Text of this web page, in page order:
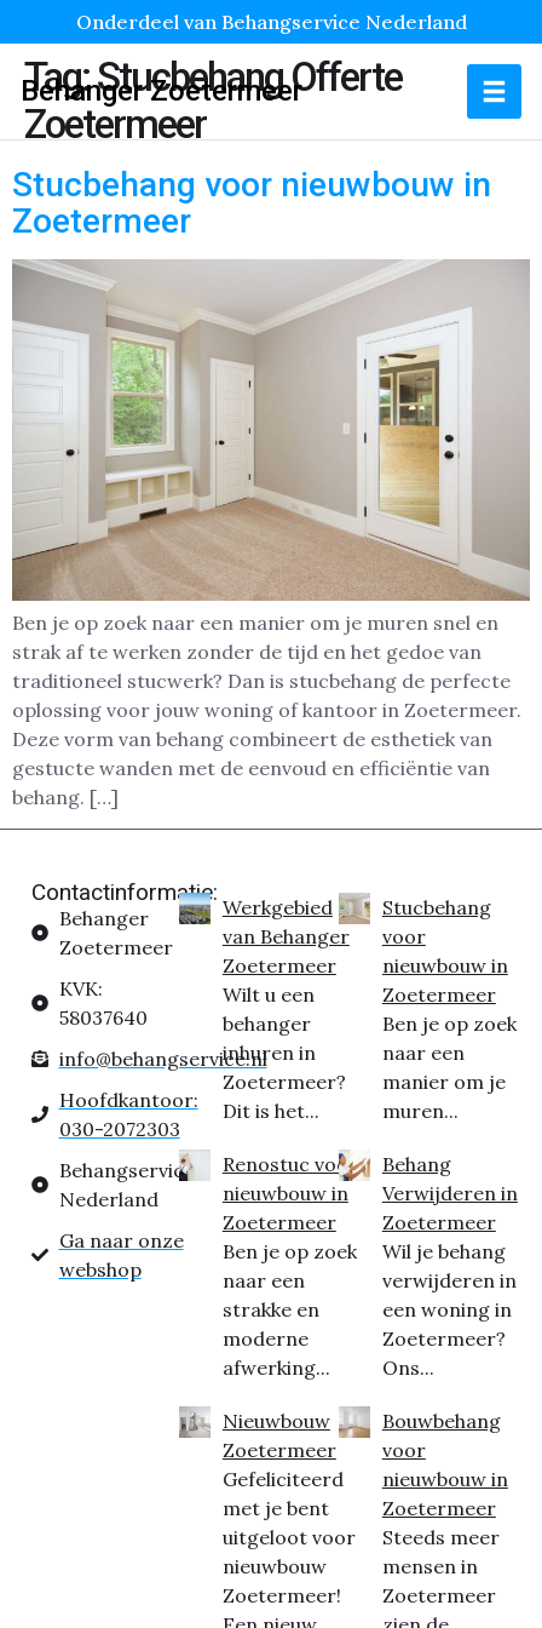
Onderdeel van Behangservice Nederland
Behanger Zoetermeer
Tag:Stucbehang Offerte
Zoetermeer
Stucbehang voor nieuwbouw in
Zoetermeer
Ben je op zoek naar een manier om je muren snel en
strak af te werken zonder de tijd en het gedoe van
traditioneel stucwerk? Dan is stucbehang de perfecte
oplossing voor jouw woning of kantoor in Zoetermeer.
Deze vorm van behang combineert de esthetiek van
gestucte wanden met de eenvoud en efficiëntie van
behang. […]
Contactinformatie:
Behanger
Zoetermeer
KVK:
58037640
info@behangservice.nl
Hoofdkantoor:
030-2072303
Behangservice
Nederland
Ga naar onze
webshop
Werkgebied
van Behanger
Zoetermeer
Wilt u een
behanger
inhuren in
Zoetermeer?
Dit is het...
Renostuc voor
nieuwbouw in
Zoetermeer
Ben je op zoek
naar een
strakke en
moderne
afwerking...
Nieuwbouw
Zoetermeer
Gefeliciteerd
met je bent
uitgeloot voor
nieuwbouw
Zoetermeer!
Stucbehang
voor
nieuwbouw in
Zoetermeer
Ben je op zoek
naar een
manier om je
muren...
Behang
Verwijderen in
Zoetermeer
Wil je behang
verwijderen in
een woning in
Zoetermeer?
Ons...
Bouwbehang
voor
nieuwbouw in
Zoetermeer
Steeds meer
mensen in
Zoetermeer